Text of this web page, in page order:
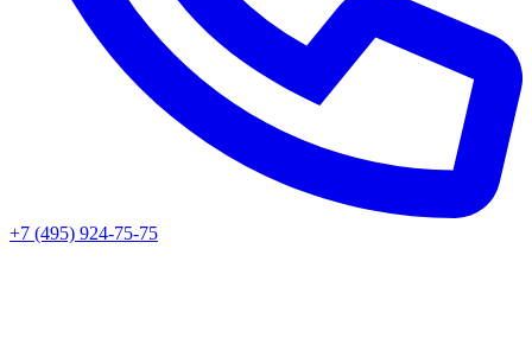
+7 (495) 924-75-75